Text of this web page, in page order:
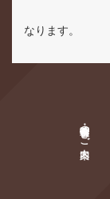
※レストラ
なります。
萩・明倫学舎のご案内